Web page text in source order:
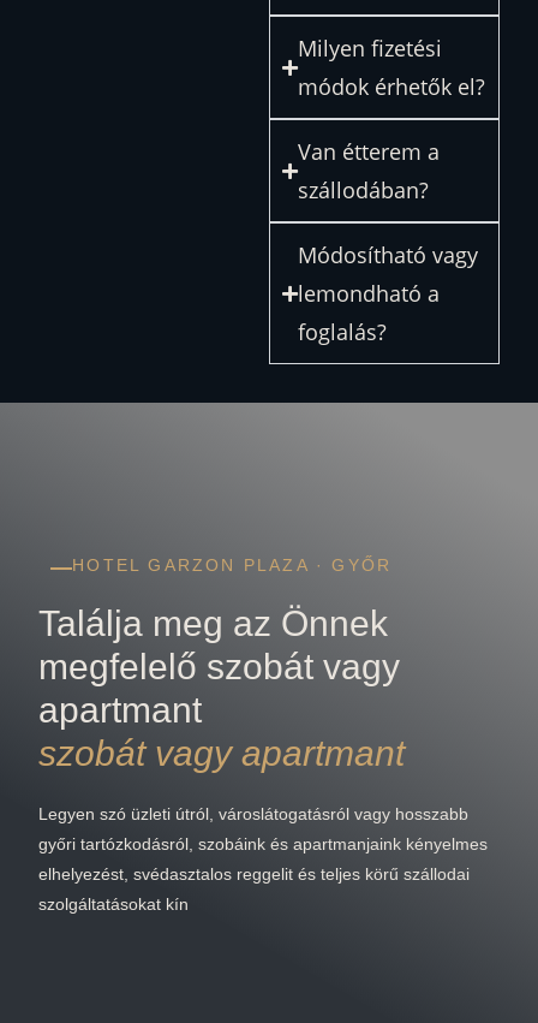
Milyen fizetési
módok érhetők el?
Van étterem a
szállodában?
Módosítható vagy
lemondható a
foglalás?
HOTEL GARZON PLAZA · GYŐR
Találja meg az Önnek
megfelelő szobát vagy
apartmant
szobát vagy apartmant
Legyen szó üzleti útról, városlátogatásról vagy hosszabb
győri tartózkodásról, szobáink és apartmanjaink kényelmes
elhelyezést, svédasztalos reggelit és teljes körű szállodai
szolgáltatásokat kín